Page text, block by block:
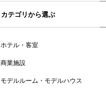
カテゴリから選ぶ
ホテル・客室
商業施設
モデルルーム・モデルハウス